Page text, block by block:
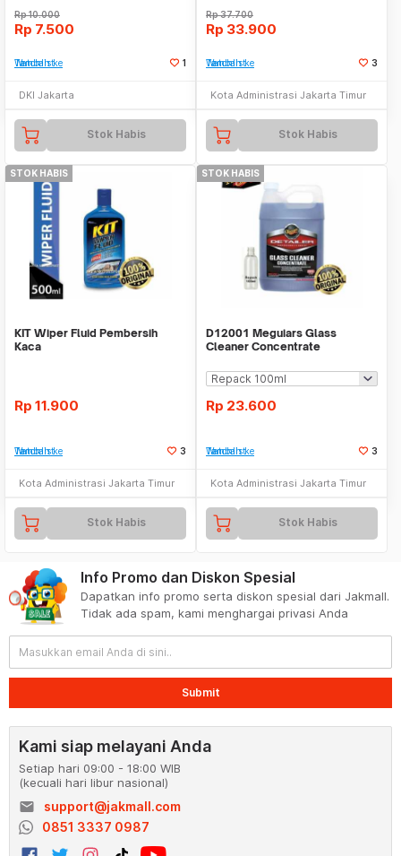
Rp10.000
Rp 7.500
Tambah ke Watchlist 1
DKI Jakarta
Stok Habis
Rp37.700
Rp 33.900
Tambah ke Watchlist 3
Kota Administrasi Jakarta Timur
Stok Habis
STOK HABIS
KIT Wiper Fluid Pembersih
Kaca
Rp 11.900
Tambah ke Watchlist 3
Kota Administrasi Jakarta Timur
Stok Habis
STOK HABIS
D12001 Meguiars Glass
Cleaner Concentrate
Rp 23.600
Tambah ke Watchlist 3
Kota Administrasi Jakarta Timur
Stok Habis
Info Promo dan Diskon Spesial
Dapatkan info promo serta diskon spesial dari Jakmall.
Tidak ada spam, kami menghargai privasi Anda
Submit
Kami siap melayani Anda
Setiap hari 09:00 - 18:00 WIB
(kecuali hari libur nasional)
email
support@jakmall.com
0851 3337 0987